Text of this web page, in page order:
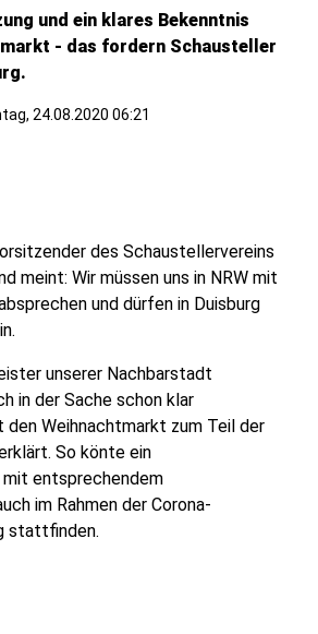
und ein klares Bekenntnis
- das fordern Schausteller
24.08.2020 06:21
des Schaustellervereins
meint: Wir müssen uns in NRW mit
und dürfen in Duisburg
unserer Nachbarstadt
in der Sache schon klar
den Weihnachtmarkt zum Teil der
So könte ein
entsprechendem
im Rahmen der Corona-
stattfinden.